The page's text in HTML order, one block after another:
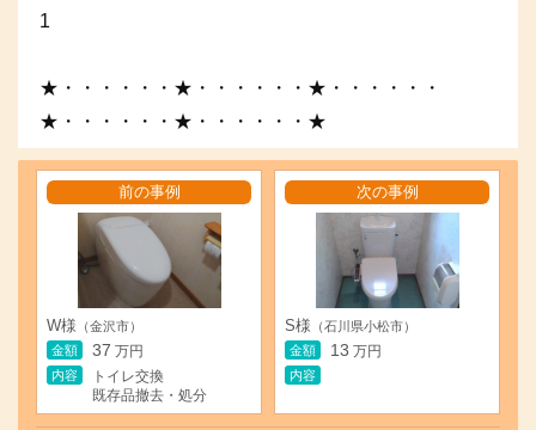
1
★・・・・・・★・・・・・・★・・・・・・
★・・・・・・★・・・・・・★
前の事例
W様 （金沢市）
金額
37 万円
内容
トイレ交換
既存品撤去・処分
次の事例
S様 （石川県小松市）
金額
13 万円
内容